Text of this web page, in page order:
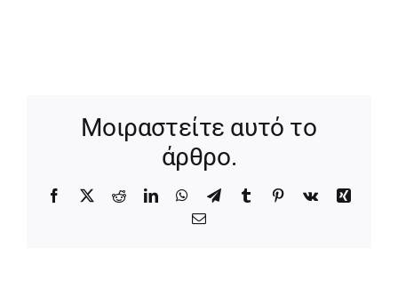
Μοιραστείτε αυτό το
άρθρο.
Facebook
X RedditLinkedInWhatsApp
TelegramTumblr Pinterest
Vk
Xing
Email